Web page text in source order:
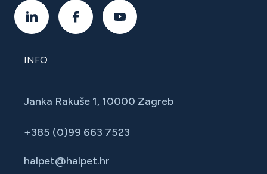
INFO
Janka Rakuše 1, 10000 Zagreb
+385 (0)99 663 7523
halpet@halpet.hr